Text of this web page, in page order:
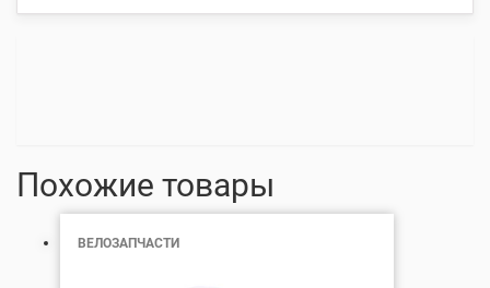
Похожие товары
ВЕЛОЗАПЧАСТИ